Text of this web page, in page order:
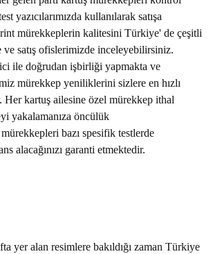
yazıcılarımızda kullanılarak satışa
mürekkeplerin kalitesini Türkiye' de çeşitli
satış ofislerimizde inceleyebilirsiniz.
ile doğrudan işbirliği yapmakta ve
mürekkep yeniliklerini sizlere en hızlı
Her kartuş ailesine özel mürekkep ithal
yakalamanıza öncülük
bazı spesifik testlerde
alacağınızı garanti etmektedir.
yer alan resimlere bakıldığı zaman Türkiye